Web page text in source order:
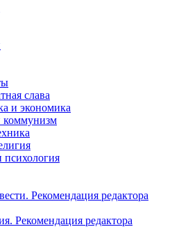
слава
и экономика
коммунизм
Рекомендация редактора
Рекомендация редактора